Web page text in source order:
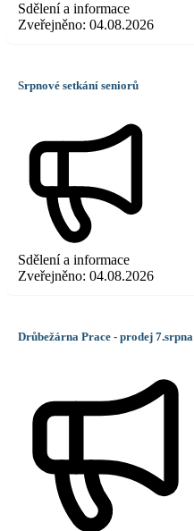
Sdělení a informace
Zveřejněno: 04.08.2026
Srpnové setkání seniorů
Sdělení a informace
Zveřejněno: 04.08.2026
Drůbežárna Prace - prodej 7.srpna